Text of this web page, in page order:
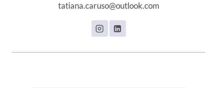
tatiana.caruso@outlook.com